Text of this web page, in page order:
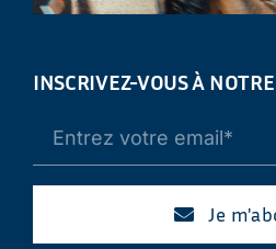
INSCRIVEZ-VOUS À
Je